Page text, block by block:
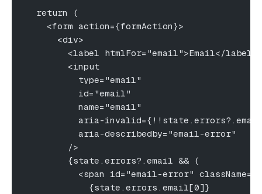
  return (
    <form action={formAction}>
      <div>
        <label htmlFor="email">Email</label>
        <input
          type="email"
          id="email"
          name="email"
aria-
          aria-describedby="email-error"
        />
        {state.errors?.email && (
<span id="email-error"
            {state.errors.email[0]}